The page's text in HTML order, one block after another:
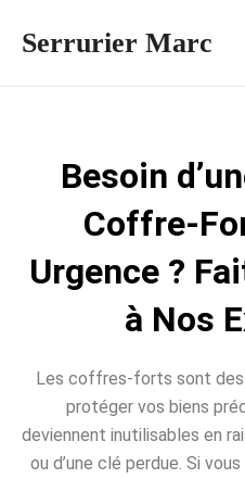
Serrurier Marc
Besoin
Coffre-
Urgence ?
à Nos
Les coffres-forts sont
protéger vos biens
deviennent inutilisables en
ou d’une clé perdue. Si